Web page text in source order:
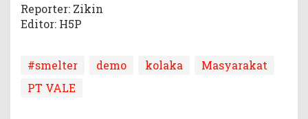
Reporter: Zikin
Editor: H5P
#smelter demo kolaka
Masyarakat
PT VALE